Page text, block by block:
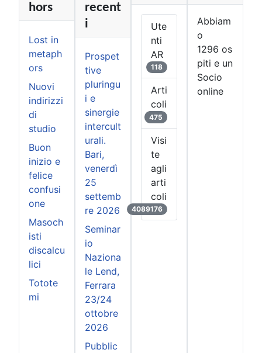
hors
Lost in
metaph
ors
Nuovi
indirizzi
di
studio
Buon
inizio e
felice
confusi
one
Masoch
isti
discalcu
lici
Totote
mi
recent
i
Prospet
tive
pluringu
i e
sinergie
intercult
urali.
Bari,
venerdì
25
settemb
re 2026
Seminar
io
Naziona
le Lend,
Ferrara
23/24
ottobre
2026
Pubblic
Ute
nti
AR
118
Arti
coli
475
Visi
te
agli
arti
coli
4089176
Abbiam
o
1296 os
piti e un
Socio
online